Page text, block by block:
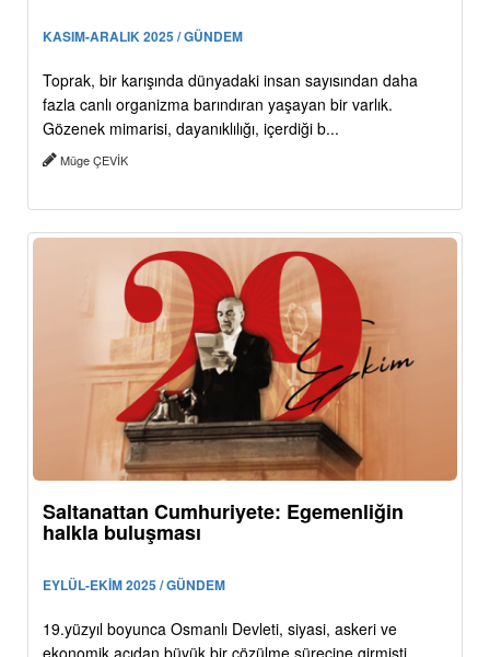
KASIM-ARALIK 2025 / GÜNDEM
Toprak, bir karışında dünyadaki insan sayısından daha
fazla canlı organizma barındıran yaşayan bir varlık.
Gözenek mimarisi, dayanıklılığı, içerdiği b...
Müge ÇEVİK
Saltanattan Cumhuriyete: Egemenliğin
halkla buluşması
EYLÜL-EKİM 2025 / GÜNDEM
19.yüzyıl boyunca Osmanlı Devleti, siyasi, askeri ve
ekonomik açıdan büyük bir çözülme sürecine girmişti.